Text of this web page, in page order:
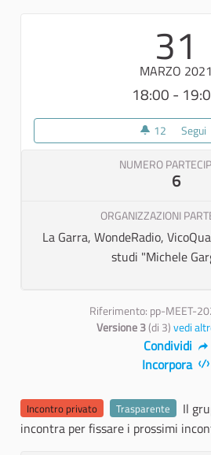
31
MARZO 2021
18:00 -
12 12
Segui
NUMERO
6
ORGANIZZAZIONI
La Garra, WondeRadio,
studi "Michele
Riferimento: pp-MEET-
Versione 3(di 3)vedi
Condividi
Incorpora
Incontro privato Trasparente
Il
incontra per fissare i prossimi